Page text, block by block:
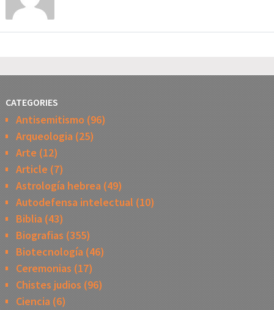
CATEGORIES
Antisemitismo (96)
Arqueologia(25)
Arte (12)
Article (7)
Astrología hebrea(49)
Autodefensa intelectual (10)
Biblia(43)
Biografias (355)
Biotecnología(46)
Ceremonias (17)
Chistes judios (96)
Ciencia(6)